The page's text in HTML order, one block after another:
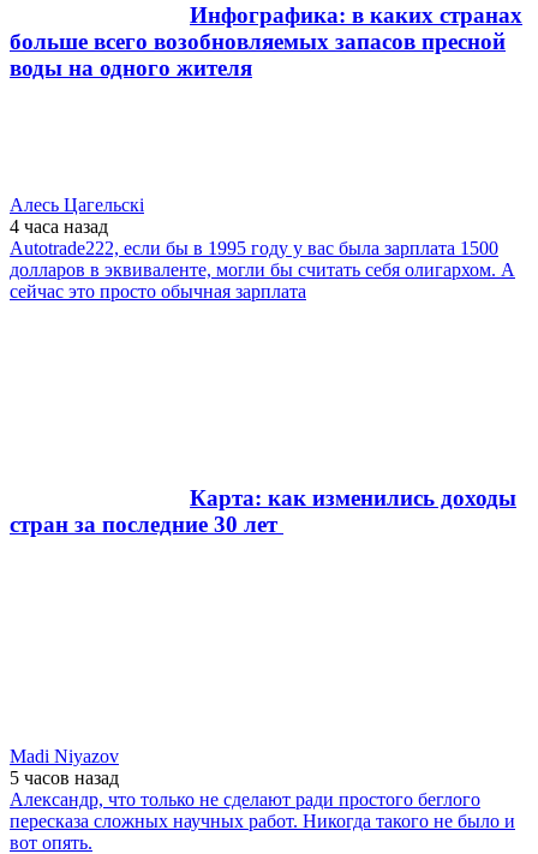
Инфографика: в каких странах
больше всего возобновляемых запасов пресной
воды на одного жителя
Алесь Цагельскi
4 часа назад
Autotrade222, если бы в 1995 году у вас была зарплата 1500
долларов в эквиваленте, могли бы считать себя олигархом. А
сейчас это просто обычная зарплата
Карта: как изменились доходы
стран за последние 30 лет
Madi Niyazov
5 часов назад
Александр, что только не сделают ради простого беглого
пересказа сложных научных работ. Никогда такого не было и
вот опять.